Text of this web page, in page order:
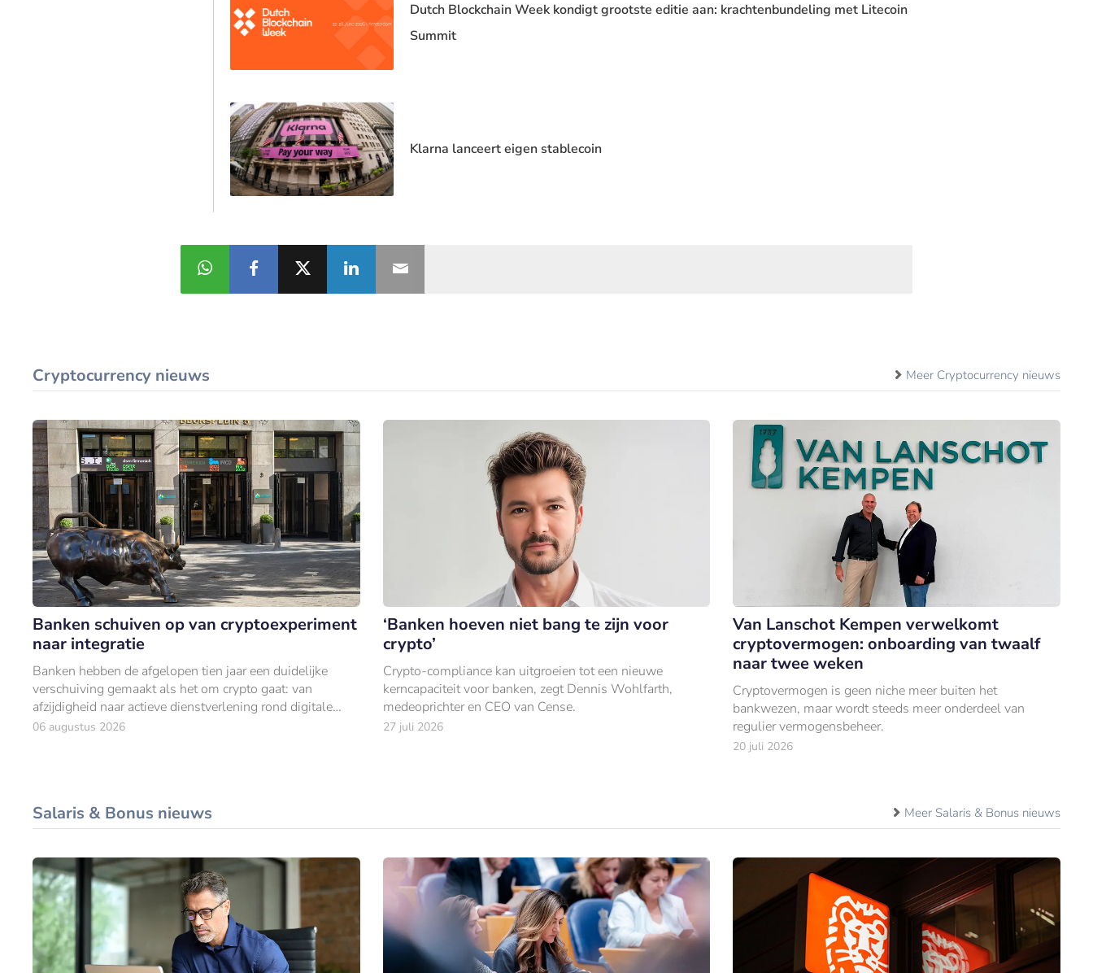
Dutch Blockchain Week kondigt grootste editie aan: krachtenbundeling met Litecoin
Summit
Klarna lanceert eigen stablecoin
Cryptocurrency nieuws Meer Cryptocurrency nieuws
Banken schuiven op van cryptoexperiment
naar integratie
Banken hebben de afgelopen tien jaar een duidelijke
verschuiving gemaakt als het om crypto gaat: van
afzijdigheid naar actieve dienstverlening rond digitale
activa.
06 augustus 2026
‘Banken hoeven niet bang te zijn voor
crypto’
Crypto-compliance kan uitgroeien tot een nieuwe
kerncapaciteit voor banken, zegt Dennis Wohlfarth,
medeoprichter en CEO van Cense.
27 juli 2026
Van Lanschot Kempen verwelkomt
cryptovermogen: onboarding van twaalf
naar twee weken
Cryptovermogen is geen niche meer buiten het
bankwezen, maar wordt steeds meer onderdeel van
regulier vermogensbeheer.
20 juli 2026
Salaris & Bonus nieuws Meer Salaris & Bonus nieuws